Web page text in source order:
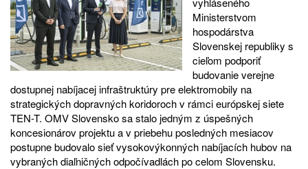
Ministerstvom
hospodárstva
Slovenskej republiky s
cieľom podporiť
budovanie verejne
dostupnej nabíjacej infraštruktúry pre elektromobily na
strategických dopravných koridoroch v rámci európskej siete
TEN-T. OMV Slovensko sa stalo jedným z úspešných
koncesionárov projektu a v priebehu posledných mesiacov
postupne budovalo sieť vysokovýkonných nabíjacích hubov na
vybraných diaľničných odpočívadlách po celom Slovensku.